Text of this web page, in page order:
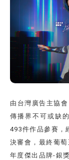
由台灣廣告主協
傳播界不可或缺
493件作品參賽，
決審會，最終葡
年度傑出品牌-銀